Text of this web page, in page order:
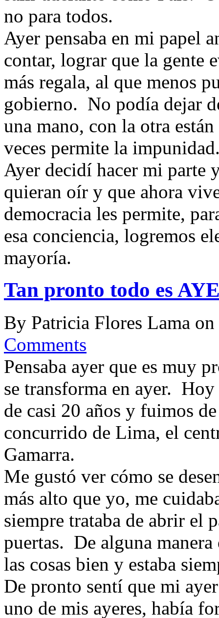
no para todos.
Ayer pensaba en mi papel
contar, lograr que la gente
más regala, al que menos
gobierno. No podía dejar
una mano, con la otra
veces permite la
Ayer decidí hacer mi parte
quieran oír y que ahora
democracia les permite,
esa conciencia, logremos
mayoría.
Tan pronto todo es
By Patricia Flores Lama on
Comments
Pensaba ayer que es muy
se transforma en ayer.
de casi 20 años y fuimos
concurrido de Lima, el
Gamarra.
Me gustó ver cómo se
más alto que yo, me
siempre trataba de abrir el
puertas. De alguna
las cosas bien y estaba
De pronto sentí que mi
uno de mis ayeres, había